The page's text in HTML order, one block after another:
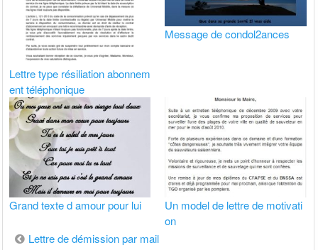
Lettre type résiliation abonnem
ent téléphonique
Message de condol2ances
Grand texte d amour pour lui
Un model de lettre de motivati
on
Navigation
Lettre de démission par mail